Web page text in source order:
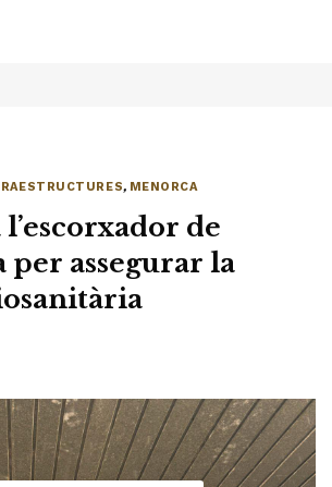
, MENORCA
de
per assegurar la